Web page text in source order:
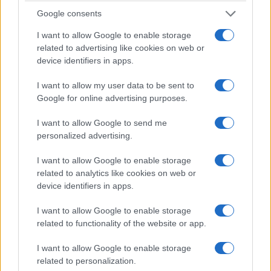
Google consents
I want to allow Google to enable storage
related to advertising like cookies on web or
device identifiers in apps.
I want to allow my user data to be sent to
Google for online advertising purposes.
I want to allow Google to send me
personalized advertising.
I want to allow Google to enable storage
related to analytics like cookies on web or
device identifiers in apps.
I want to allow Google to enable storage
related to functionality of the website or app.
I want to allow Google to enable storage
related to personalization.
ExcursionesPekín.
Situado en las colinas occidentales, el templo de
Tanzhees el más antiguo cerca de
data de hace unos 1.700 años. En siglos pasados,
el templo budista era un destino para los
imperial, varias salas majestuosas están
dedicadas a deidades budistas, con un toque de
Los poetas hacían flotar copas llenas de vino en
una sinuosa y estrecha corriente de agua;
cuando la copa se detenía, el poeta más cercano